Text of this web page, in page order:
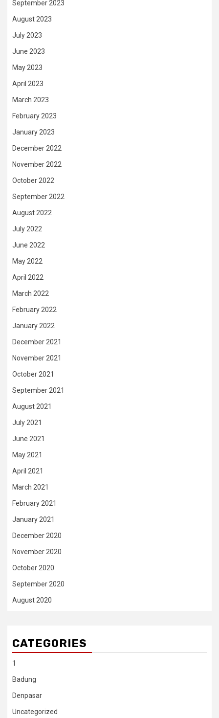
September 2023
August 2023
July 2023
June 2023
May 2023
April 2023
March 2023
February 2023
January 2023
December 2022
November 2022
October 2022
September 2022
August 2022
July 2022
June 2022
May 2022
April 2022
March 2022
February 2022
January 2022
December 2021
November 2021
October 2021
September 2021
August 2021
July 2021
June 2021
May 2021
April 2021
March 2021
February 2021
January 2021
December 2020
November 2020
October 2020
September 2020
August 2020
CATEGORIES
1
Badung
Denpasar
Uncategorized